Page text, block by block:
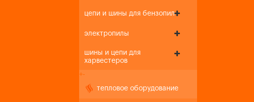
цепи и шины для бензопил
электропилы
шины и цепи для
харвестеров
+-
тепловое оборудование